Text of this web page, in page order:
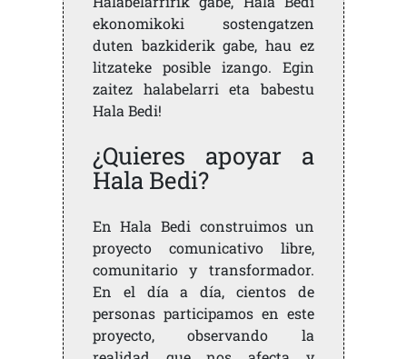
ekonomikoki sostengatzen
duten bazkiderik gabe, hau ez
litzateke posible izango. Egin
zaitez halabelarri eta babestu
Hala Bedi!
¿Quieres apoyar a
Hala Bedi?
En Hala Bedi construimos un
proyecto comunicativo libre,
comunitario y transformador.
En el día a día, cientos de
personas participamos en este
proyecto, observando la